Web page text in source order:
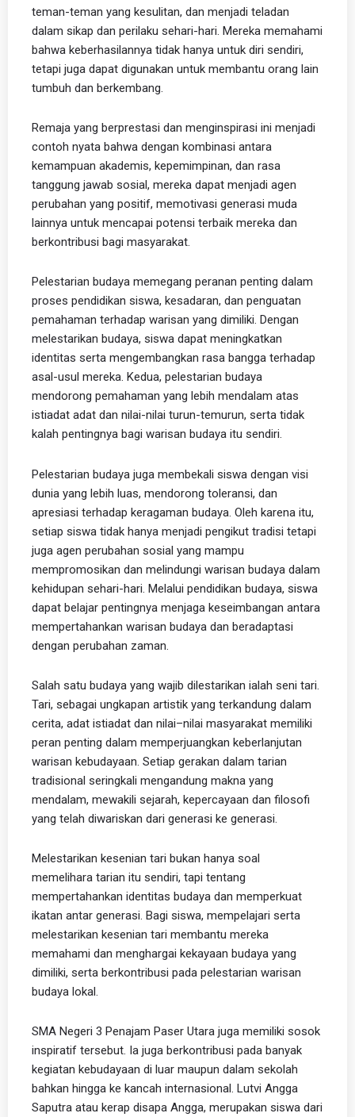
teman-teman yang kesulitan, dan menjadi teladan
dalam sikap dan perilaku sehari-hari. Mereka memahami
bahwa keberhasilannya tidak hanya untuk diri sendiri,
tetapi juga dapat digunakan untuk membantu orang lain
tumbuh dan berkembang.
Remaja yang berprestasi dan menginspirasi ini menjadi
contoh nyata bahwa dengan kombinasi antara
kemampuan akademis, kepemimpinan, dan rasa
tanggung jawab sosial, mereka dapat menjadi agen
perubahan yang positif, memotivasi generasi muda
lainnya untuk mencapai potensi terbaik mereka dan
berkontribusi bagi masyarakat.
Pelestarian budaya memegang peranan penting dalam
proses pendidikan siswa, kesadaran, dan penguatan
pemahaman terhadap warisan yang dimiliki. Dengan
melestarikan budaya, siswa dapat meningkatkan
identitas serta mengembangkan rasa bangga terhadap
asal-usul mereka. Kedua, pelestarian budaya
mendorong pemahaman yang lebih mendalam atas
istiadat adat dan nilai-nilai turun-temurun, serta tidak
kalah pentingnya bagi warisan budaya itu sendiri.
Pelestarian budaya juga membekali siswa dengan visi
dunia yang lebih luas, mendorong toleransi, dan
apresiasi terhadap keragaman budaya. Oleh karena itu,
setiap siswa tidak hanya menjadi pengikut tradisi tetapi
juga agen perubahan sosial yang mampu
mempromosikan dan melindungi warisan budaya dalam
kehidupan sehari-hari. Melalui pendidikan budaya, siswa
dapat belajar pentingnya menjaga keseimbangan antara
mempertahankan warisan budaya dan beradaptasi
dengan perubahan zaman.
Salah satu budaya yang wajib dilestarikan ialah seni tari.
Tari, sebagai ungkapan artistik yang terkandung dalam
cerita, adat istiadat dan nilai–nilai masyarakat memiliki
peran penting dalam memperjuangkan keberlanjutan
warisan kebudayaan. Setiap gerakan dalam tarian
tradisional seringkali mengandung makna yang
mendalam, mewakili sejarah, kepercayaan dan filosofi
yang telah diwariskan dari generasi ke generasi.
Melestarikan kesenian tari bukan hanya soal
memelihara tarian itu sendiri, tapi tentang
mempertahankan identitas budaya dan memperkuat
ikatan antar generasi. Bagi siswa, mempelajari serta
melestarikan kesenian tari membantu mereka
memahami dan menghargai kekayaan budaya yang
dimiliki, serta berkontribusi pada pelestarian warisan
budaya lokal.
SMA Negeri 3 Penajam Paser Utara juga memiliki sosok
inspiratif tersebut. Ia juga berkontribusi pada banyak
kegiatan kebudayaan di luar maupun dalam sekolah
bahkan hingga ke kancah internasional. Lutvi Angga
Saputra atau kerap disapa Angga, merupakan siswa dari